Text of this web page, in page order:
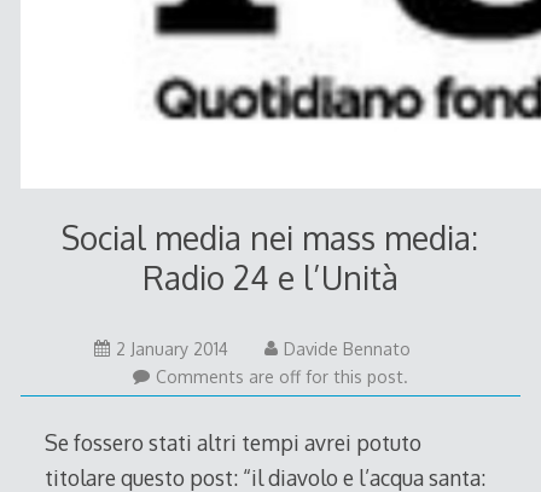
Social media nei mass media:
Radio 24 e l’Unità
2 January 20147
January
2014
Davide Bennato
Comments are off for this post.
Se fossero stati altri tempi avrei potuto
titolare questo post: “il diavolo e l’acqua santa: